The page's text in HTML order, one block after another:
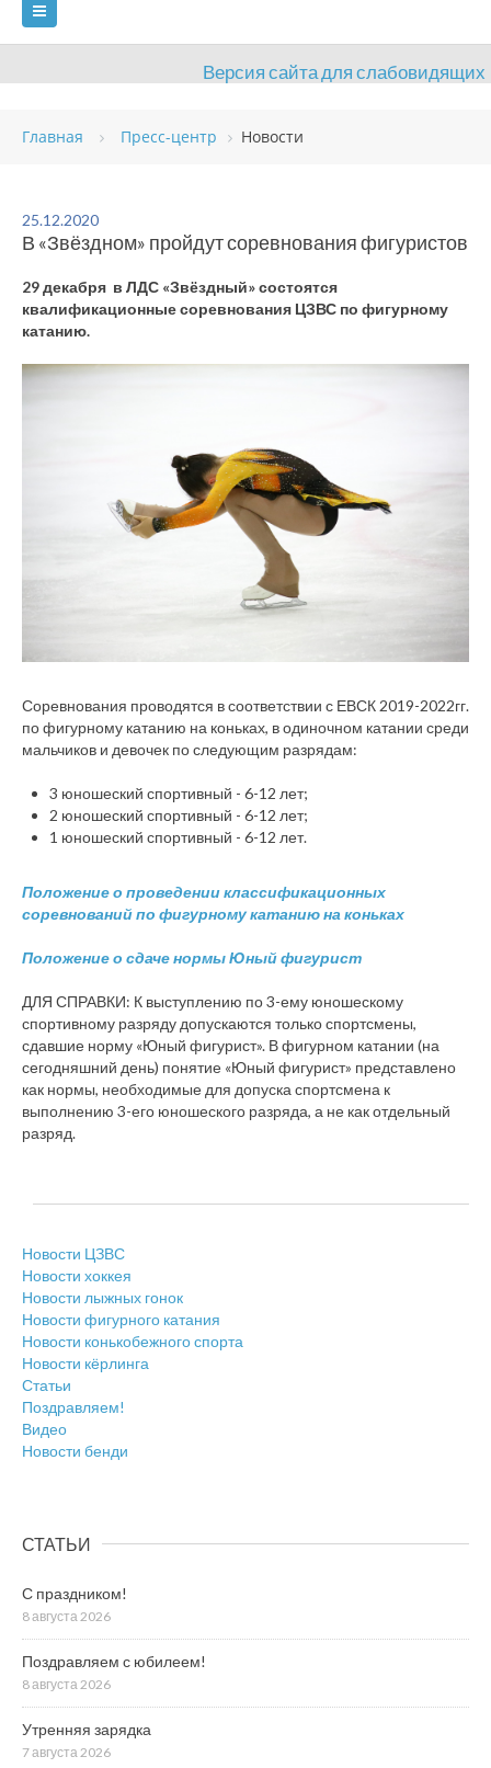
Версия сайта для слабовидящих
ГЛАВНАЯ
ВИДЫ СПОРТА
ОЦЕНКА КАЧЕСТВА ОБРАЗОВАНИЯ ВАКАНСИИ
Главная Пресс-центр Новости
25.12.2020
В «Звёздном» пройдут соревнования фигуристов
29 декабря в ЛДС «Звёздный» состоятся
квалификационные соревнования ЦЗВС по фигурному
катанию.
Соревнования проводятся в соответствии с ЕВСК 2019-2022гг.
по фигурному катанию на коньках, в одиночном катании среди
мальчиков и девочек по следующим разрядам:
3 юношеский спортивный - 6-12 лет;
2 юношеский спортивный - 6-12 лет;
1 юношеский спортивный - 6-12 лет.
Положение о проведении классификационных
соревнований по фигурному катанию на коньках
Положение о сдаче нормы Юный фигурист
ДЛЯ СПРАВКИ: К выступлению по 3-ему юношескому
спортивному разряду допускаются только спортсмены,
сдавшие норму «Юный фигурист». В фигурном катании (на
сегодняшний день) понятие «Юный фигурист» представлено
как нормы, необходимые для допуска спортсмена к
выполнению 3-его юношеского разряда, а не как отдельный
разряд.
Новости ЦЗВС
Новости хоккея
Новости лыжных гонок
Новости фигурного катания
Новости конькобежного спорта
Новости кёрлинга
Статьи
Поздравляем!
Видео
Новости бенди
СТАТЬИ
С праздником!
8 августа 2026
Поздравляем с юбилеем!
8 августа 2026
Утренняя зарядка
7 августа 2026